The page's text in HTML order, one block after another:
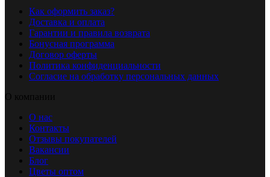
Как оформить заказ?
Доставка и оплата
Гарантии и правила возврата
Бонусная программа
Договор оферты
Политика конфиденциальности
Согласие на обработку персональных данных
О компании
О нас
Контакты
Отзывы покупателей
Вакансии
Блог
Цветы оптом